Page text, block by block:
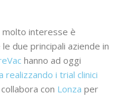
interesse è
due principali aziende in
hanno ad oggi
realizzando i trial clinici
con Lonza per